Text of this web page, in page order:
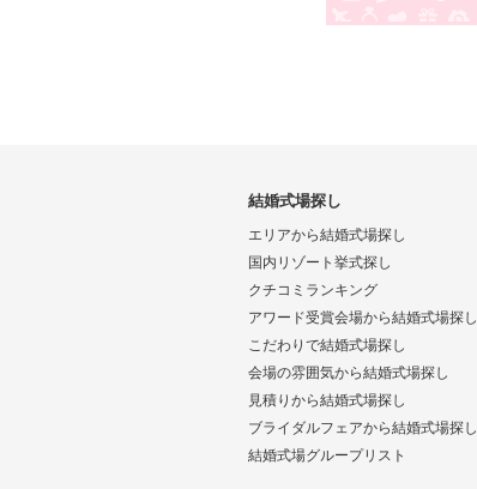
結婚式場探し
エリアから結婚式場探し
国内リゾート挙式探し
クチコミランキング
アワード受賞会場から結婚式場探し
こだわりで結婚式場探し
会場の雰囲気から結婚式場探し
見積りから結婚式場探し
ブライダルフェアから結婚式場探し
結婚式場グループリスト